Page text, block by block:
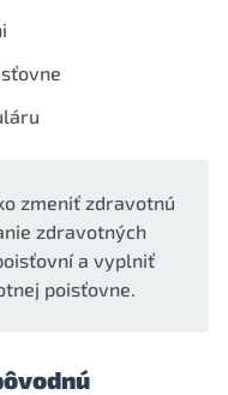
zmeniť zdravotnú
zdravotných
a vyplniť
poisťovne.